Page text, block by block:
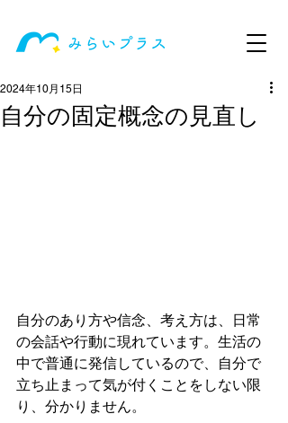
自分の固定概念の見直し
2024年10月15日
自分のあり方や信念、考え方は、日常
の会話や行動に現れています。生活の
中で普通に発信しているので、自分で
立ち止まって気が付くことをしない限
り、分かりません。